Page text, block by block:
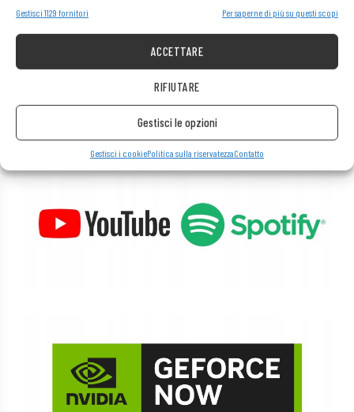
Gestisci 1129 fornitori Per saperne di più su questi scopi
ACCETTARE
RIFIUTARE
Gestisci le opzioni
Gestisci i cookiePolitica sulla riservatezzaContatto
migliore qualità da piattaforme come Netflix, HBO, Amazon, YouTube,